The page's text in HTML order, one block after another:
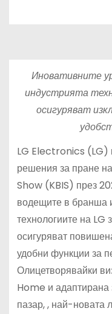
Иновативните
индустрията
осигуряват
LG Electronics (LG)
решения за пране
Show (KBIS) през
водещите в бранша
технологиите на LG
осигуряват
удобни функции за
Олицетворявайки
Home и адаптирана
пазар, , най-новата